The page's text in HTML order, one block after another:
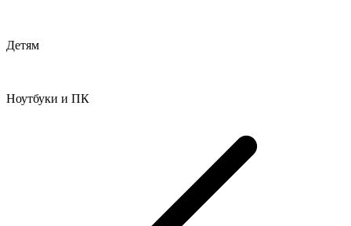
Детям
Ноутбуки и ПК